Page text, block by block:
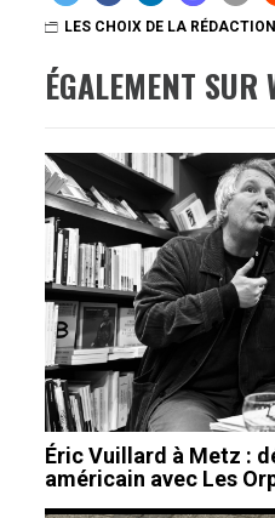
LES CHOIX DE LA RÉDACTION
ÉGALEMENT
Éric Vuillard à Metz :
américain avec Les